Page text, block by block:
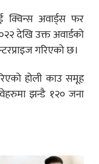
क्विन्स अवार्ड्स फर
देखि उक्त अवार्डको
गरिएको छ।
होली काउ समूह
झन्डै १२० जना